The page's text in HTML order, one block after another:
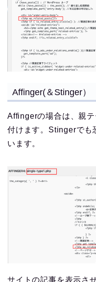
Affinger(＆Stinger）
Affingerの場合は、親
付けます。Stingerでも
います。
サイトの記事を表示さ